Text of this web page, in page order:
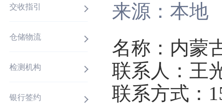
交收指引
仓储物流
检测机构
银行签约
来源：本地
名称：内蒙
联系人：王
联系方式：